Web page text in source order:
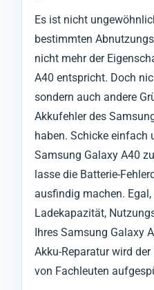
Es ist nicht
bestimmten
nicht mehr der
A40 entspricht. Doch
sondern auch andere
Akkufehler des
haben. Schicke einfach
Samsung Galaxy A40
lasse die Batterie-
ausfindig machen.
Ladekapazität,
Ihres Samsung Galaxy
Akku-Reparatur wird der
von Fachleuten